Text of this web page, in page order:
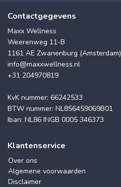
Contactgegevens
Maxx Wellness
Weerenweg 11-B
1161 AE Zwanenburg (Amsterdam)
info@maxxwellness.nl
+31 204970819
KvK nummer: 66242533
BTW nummer: NL856459069B01
Iban: NL86 INGB 0005 346373
Klantenservice
Over ons
Algemene voorwaarden
Disclaimer